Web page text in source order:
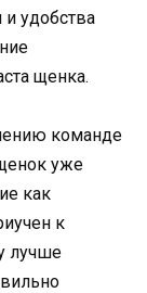
и удобства
щенка.
команде
уже
как
к
лучше